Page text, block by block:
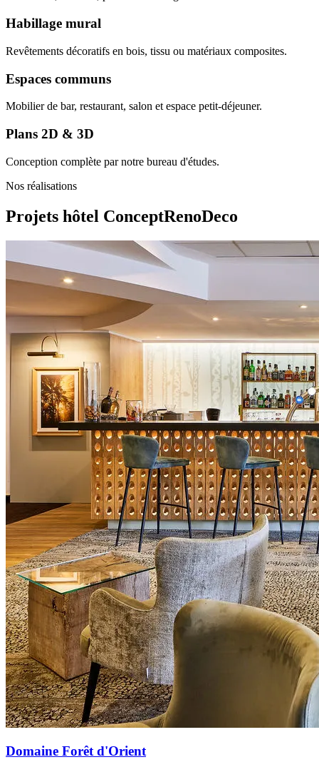
Habillage mural
Revêtements décoratifs en bois, tissu ou matériaux composites.
Espaces communs
Mobilier de bar, restaurant, salon et espace petit-déjeuner.
Plans 2D & 3D
Conception complète par notre bureau d'études.
Nos réalisations
Projets hôtel ConceptRenoDeco
Domaine Forêt d'Orient